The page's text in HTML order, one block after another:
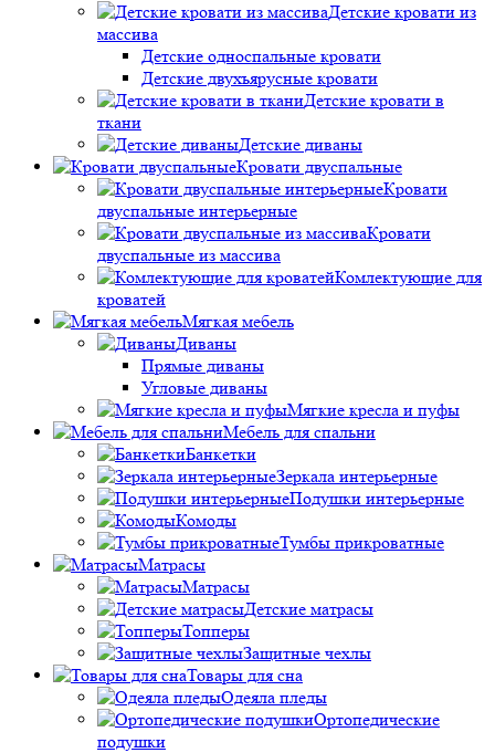
Детские кровати из
массива
Детские односпальные кровати
Детские двухъярусные кровати
Детские кровати в
ткани
Детские диваны
Кровати двуспальные
Кровати
двуспальные интерьерные
Кровати
двуспальные из массива
Комлектующие для
кроватей
Мягкая мебель
Диваны
Прямые диваны
Угловые диваны
Мягкие кресла и пуфы
Мебель для спальни
Банкетки
Зеркала интерьерные
Подушки интерьерные
Комоды
Тумбы прикроватные
Матрасы
Матрасы
Детские матрасы
Топперы
Защитные чехлы
Товары для сна
Одеяла пледы
Ортопедические
подушки